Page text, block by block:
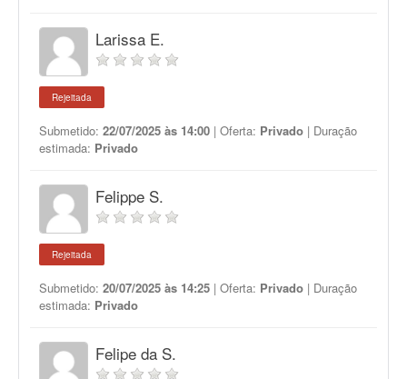
Larissa E.
Rejeitada
Submetido: 22/07/2025 às 14:00 | Oferta: Privado | Duração
estimada: Privado
Felippe S.
Rejeitada
Submetido: 20/07/2025 às 14:25 | Oferta: Privado | Duração
estimada: Privado
Felipe da S.